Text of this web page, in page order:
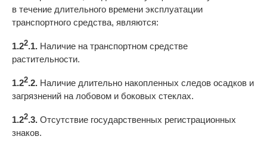
в течение длительного времени эксплуатации
транспортного средства, являются:
1.22.1. Наличие на транспортном средстве
растительности.
1.22.2. Наличие длительно накопленных следов осадков и
загрязнений на лобовом и боковых стеклах.
1.22.3. Отсутствие государственных регистрационных
знаков.